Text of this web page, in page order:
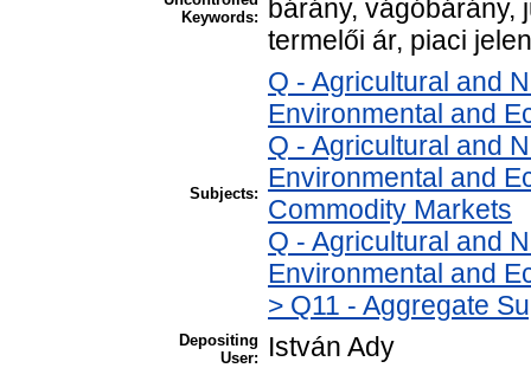
Keywords:
bárány, vágóbárány,
termelői ár, piaci
Subjects:
Q - Agricultural and
Environmental and
Q - Agricultural and
Environmental and
Commodity Markets
Q - Agricultural and
Environmental and
> Q11 - Aggregate
Depositing
User:
István Ady